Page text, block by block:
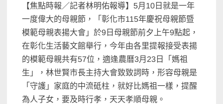
【焦點時報／記者林明佑報導】5月10日就是一年
一度偉大的母親節，「彰化市115年慶祝母親節暨
模範母親表揚大會」於9日母親節前夕上午9點起，
在彰化生活藝文館舉行，今年由各里提報接受表揚
的模範母親共有57位，適逢農曆3月23日「媽祖
生」，林世賢市長主持大會致致詞時，形容母親是
「守護」家庭的中流砥柱，就好比媽祖一樣，提醒
為人子女，要及時行孝，天天孝順母親。